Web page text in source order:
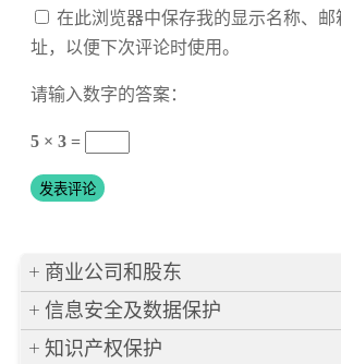
在此浏览器中保存我的显示名称、
址，以便下次评论时使用。
请输入数字的答案：
5 × 3 =
商业公司和股东
信息安全及数据保护
知识产权保护